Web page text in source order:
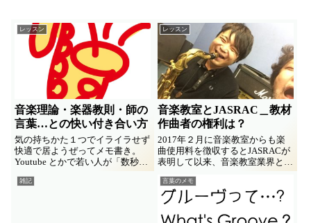
レッスン
音楽理論・楽器教則・師の
言葉…との快い付き合い方
気の持ちかた１つでイライラせず
快適で居ようぜってメモ書き。
Youtube とかで若い人が「数秒解
決！これさえやれば！」とか「や
ってはいけない○○」「皆が信じ
レッスン
音楽教室とJASRAC＿教材
作曲者の権利は？
2017年２月に音楽教室からも楽
曲使用料を徴収するとJASRACが
表明して以来、音楽教室業界との
対立が続いてますね。その最初の
判決が数時間後に予定されてま
す。この機会に、教材製作者視点
でのブツクサを見かけないので書
いてみました。
雑記 言葉のメモ